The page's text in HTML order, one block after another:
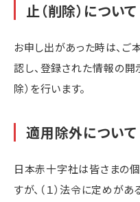
止（削除）について
お申し出があった時は、ご
認し、登録された情報の開
除）を行います。
適用除外について
日本赤十字社は皆さまの
すが、（１）法令に定めが